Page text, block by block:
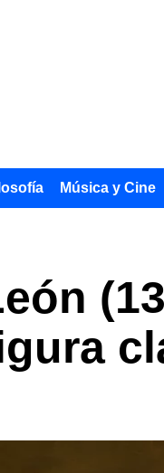
Música y Cine